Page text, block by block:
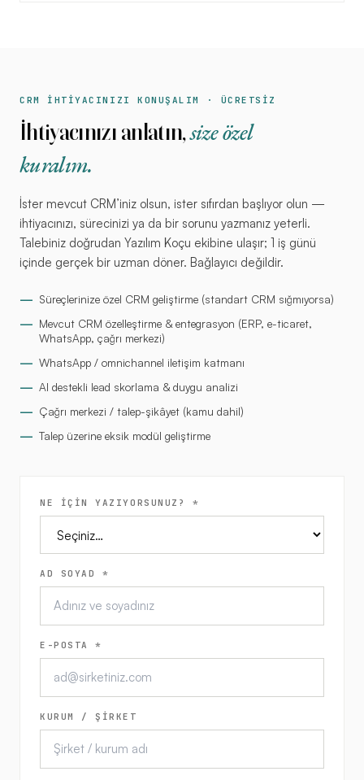
CRM İHTİYACINIZI KONUŞALIM · ÜCRETSİZ
İhtiyacınızı anlatın,size özel
kuralım.
İster mevcut CRM’iniz olsun, ister sıfırdan başlıyor olun —
ihtiyacınızı, sürecinizi ya da bir sorunu yazmanız yeterli.
Talebiniz doğrudan Yazılım Koçu ekibine ulaşır; 1 iş günü
içinde gerçek bir uzman döner. Bağlayıcı değildir.
— Süreçlerinize özel CRM geliştirme (standart CRM sığmıyorsa)
— Mevcut CRM özelleştirme & entegrasyon (ERP, e-ticaret,
WhatsApp, çağrı merkezi)
— WhatsApp / omnichannel iletişim katmanı
— AI destekli lead skorlama & duygu analizi
— Çağrı merkezi / talep-şikâyet (kamu dahil)
— Talep üzerine eksik modül geliştirme
NE İÇİN YAZIYORSUNUZ? *
AD SOYAD *
E-POSTA *
KURUM / ŞİRKET